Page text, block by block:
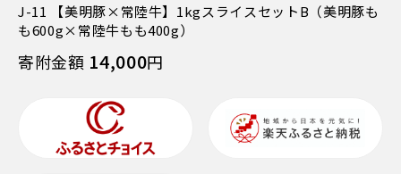
J-11 【美明豚×常陸牛】1kgスライスセットB（美明豚も
も600g×常陸牛もも400g）
寄附金額 14,000円